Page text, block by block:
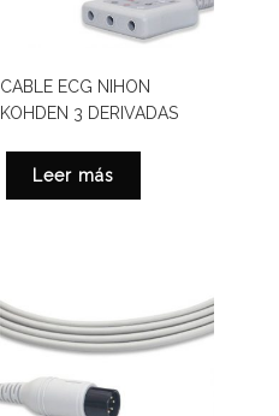
CABLE ECG NIHON
KOHDEN 3 DERIVADAS
Leer más